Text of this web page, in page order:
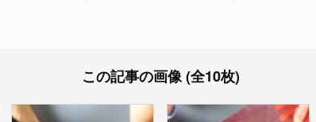
この記事の画像 (全10枚)